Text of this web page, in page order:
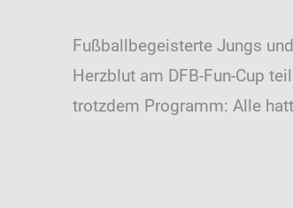
Fußballbegeisterte Jungs
Herzblut am DFB-Fun-Cup
trotzdem Programm: Alle